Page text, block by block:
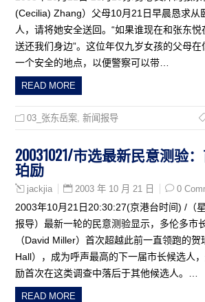
(Cecilia) Zhang）父母10月21日早晨恳求从
人，请将她安全送回。“如果谁现在和张东
送还我们身边”。这位年仅九岁女孩的父母在
一个安全的地点，以便警察可以带…
READ MORE
03_张东岳案 ,新闻报导
20031021/市选最新民意测验
珀励
jackjia 2003 年 10 月 21 日 0
2003年10月21日20:30:27(京港台时间) /（
报导）最新一轮的民意测验显示，多伦多市
（David Miller）首次超越此前一直领跑的
Hall），成为呼声最高的下一届市长候选人
励首次在这类调查中落后于其他候选人。…
READ MORE